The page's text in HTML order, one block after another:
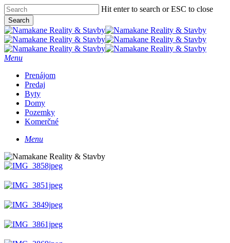
Skip
to
main
content
Hit enter to search or ESC to close
Search
Close
Search
Menu
Prenájom
Predaj
Byty
Domy
Pozemky
Komerčné
Menu